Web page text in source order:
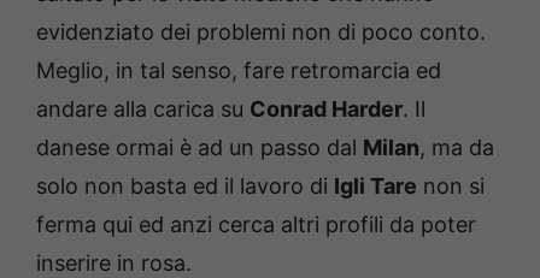
evidenziato dei problemi non di poco conto.
Meglio, in tal senso, fare retromarcia ed
andare alla carica su Conrad Harder. Il
danese ormai è ad un passo dal Milan, ma da
solo non basta ed il lavoro di Igli Tare non si
ferma qui ed anzi cerca altri profili da poter
inserire in rosa.